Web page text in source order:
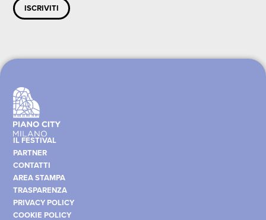
ISCRIVITI
IL FESTIVAL
PARTNER
CONTATTI
AREA STAMPA
TRASPARENZA
PRIVACY POLICY
COOKIE POLICY